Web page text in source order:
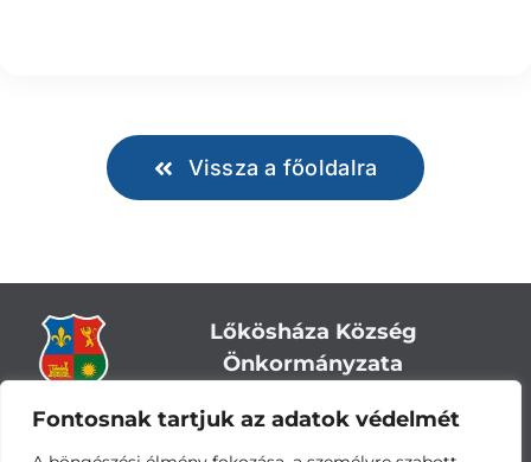
Fontosnak tartjuk az adatok védelmét
Vissza a főoldalra
Lőkösháza Község
Önkormányzata
Cím:5743 Lőkösháza, Eleki út 28.
Központi telefonszám:+36 66 244-244